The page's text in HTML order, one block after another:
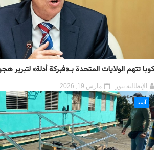
كوبا تتهم الولايات المتحدة بـ«فبركة أدلة»
الإيطالية نيوز مارس 19, 2026
آسيا